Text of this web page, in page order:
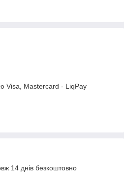
Visa, Mastercard - LiqPay
14 днів безкоштовно